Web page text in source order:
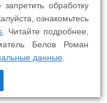
обработку
ознакомьтесь
. Читайте подробнее,
Белов Роман
данные